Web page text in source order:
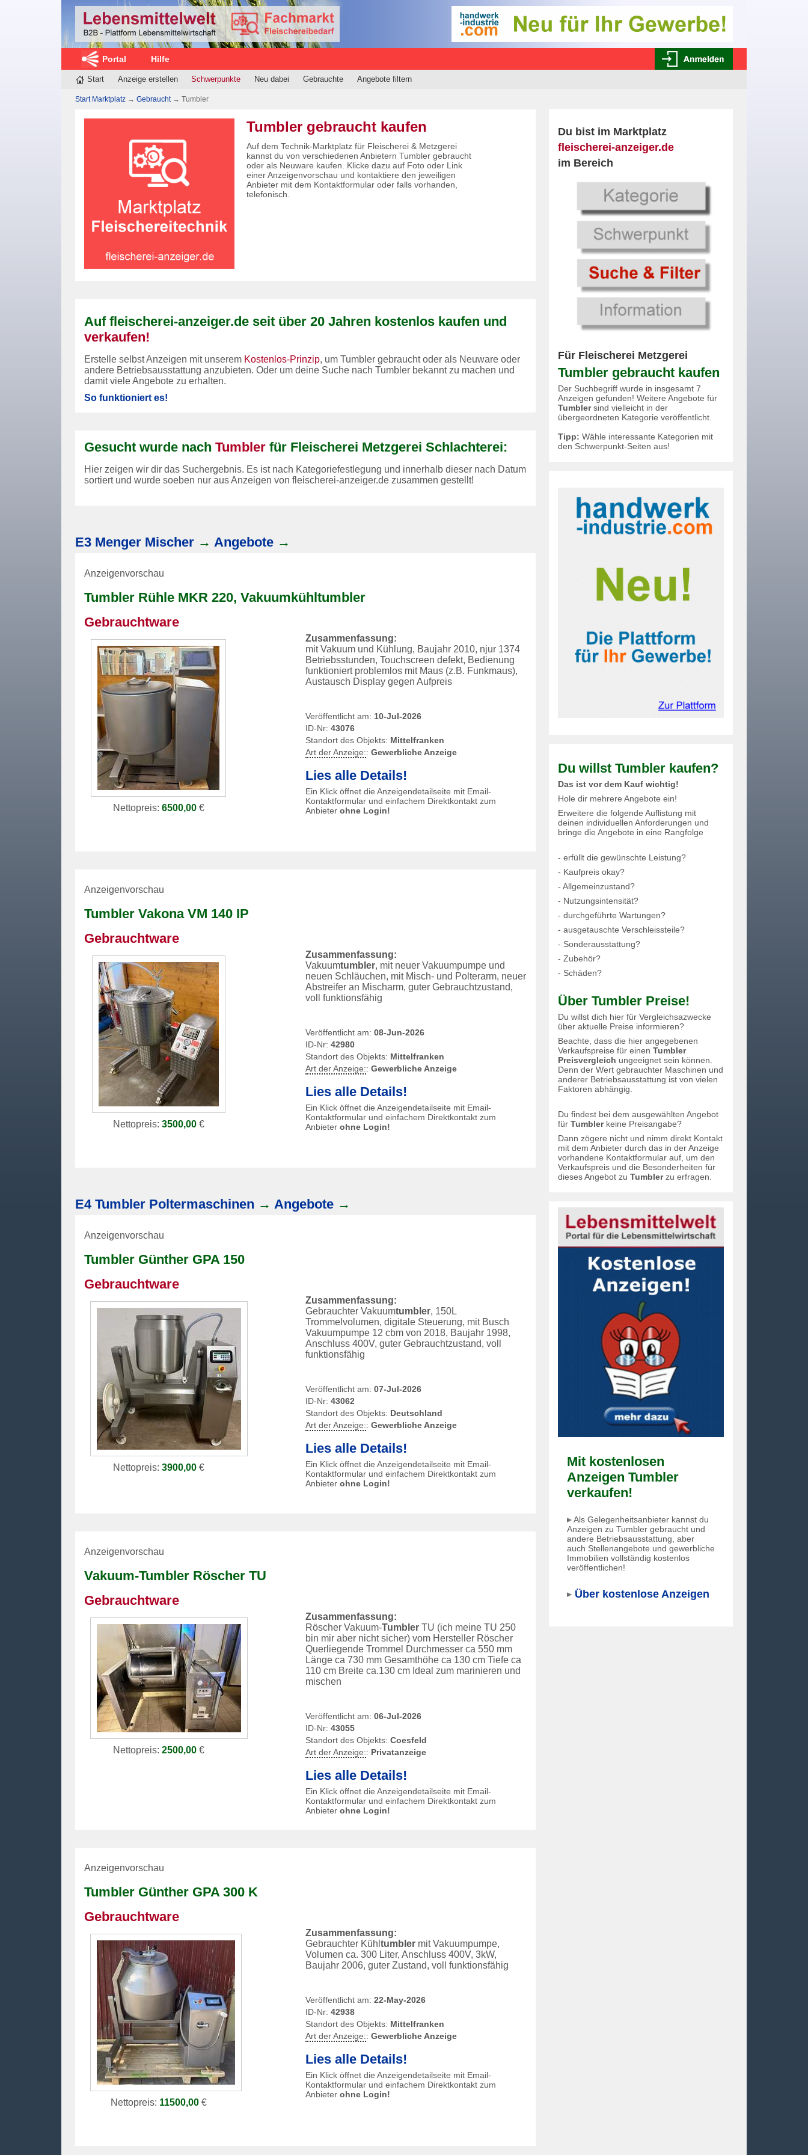
Portal Hilfe
Start Anzeige erstellen Schwerpunkte Neu dabei Gebrauchte Angebote filtern
Du bist im Marktplatz
fleischerei-anzeiger.de
im Bereich
Für Fleischerei Metzgerei
Tumbler gebraucht kaufen
Der Suchbegriff wurde in insgesamt 7
Anzeigen gefunden! Weitere Angebote für
Tumblersind vielleicht in der
übergeordneten Kategorie veröffentlicht.
Tipp: Wähle interessante Kategorien mit
den Schwerpunkt-Seiten aus!
Du willst Tumbler kaufen?
Das ist vor dem Kauf wichtig!
Hole dir mehrere Angebote ein!
Erweitere die folgende Auflistung mit
deinen individuellen Anforderungen und
bringe die Angebote in eine Rangfolge
- erfüllt die gewünschte Leistung?
- Kaufpreis okay?
- Allgemeinzustand?
- Nutzungsintensität?
- durchgeführte Wartungen?
- ausgetauschte Verschleissteile?
- Sonderausstattung?
- Zubehör?
- Schäden?
Über Tumbler Preise!
Du willst dich hier für Vergleichsazwecke
über aktuelle Preise informieren?
Beachte, dass die hier angegebenen
Verkaufspreise für einen Tumbler
Preisvergleich ungeeignet sein können.
Denn der Wert gebrauchter Maschinen und
anderer Betriebsausstattung ist von vielen
Faktoren abhängig.
Du findest bei dem ausgewählten Angebot
für Tumblerkeine Preisangabe?
Dann zögere nicht und nimm direkt Kontakt
mit dem Anbieter durch das in der Anzeige
vorhandene Kontaktformular auf, um den
Verkaufspreis und die Besonderheiten für
dieses Angebot zu Tumblerzu erfragen.
Mit kostenlosen
Anzeigen Tumbler
verkaufen!
Als Gelegenheitsanbieter kannst du
Anzeigen zu Tumbler gebraucht und
andere Betriebsausstattung, aber
auch Stellenangebote und gewerbliche
Immobilien vollständig kostenlos
veröffentlichen!
Über kostenlose Anzeigen
Start Marktplatz → Gebraucht → Tumbler
Tumbler gebraucht kaufen
Auf dem Technik-Marktplatz für Fleischerei & Metzgerei
kannst du von verschiedenen Anbietern Tumbler gebraucht
oder als Neuware kaufen. Klicke dazu auf Foto oder Link
einer Anzeigenvorschau und kontaktiere den jeweiligen
Anbieter mit dem Kontaktformular oder falls vorhanden,
telefonisch.
Auf fleischerei-anzeiger.de seit über 20 Jahren kostenlos kaufen und
verkaufen!
Erstelle selbst Anzeigen mit unserem Kostenlos-Prinzip, um Tumbler gebraucht oder als Neuware oder
andere Betriebsausstattung anzubieten. Oder um deine Suche nach Tumbler bekannt zu machen und
damit viele Angebote zu erhalten.
So funktioniert es!
Gesucht wurde nach Tumblerfür Fleischerei Metzgerei Schlachterei:
Hier zeigen wir dir das Suchergebnis. Es ist nach Kategoriefestlegung und innerhalb dieser nach Datum
sortiert und wurde soeben nur aus Anzeigen von fleischerei-anzeiger.de zusammen gestellt!
E3 Menger Mischer → Angebote →
Anzeigenvorschau
TumblerRühle MKR 220, Vakuumkühltumbler
Gebrauchtware
Nettopreis: 6500,00€
Zusammenfassung:
mit Vakuum und Kühlung, Baujahr 2010, njur 1374
Betriebsstunden, Touchscreen defekt, Bedienung
funktioniert problemlos mit Maus (z.B. Funkmaus),
Austausch Display gegen Aufpreis
Veröffentlicht am: 10-Jul-2026
ID-Nr: 43076
Standort des Objekts: Mittelfranken
Art der Anzeige:: Gewerbliche Anzeige
Lies alle Details!
Ein Klick öffnet die Anzeigendetailseite mit Email-
Kontaktformular und einfachem Direktkontakt zum
Anbieter ohne Login!
Anzeigenvorschau
TumblerVakona VM 140 IP
Gebrauchtware
Nettopreis: 3500,00€
Zusammenfassung:
Vakuumtumbler, mit neuer Vakuumpumpe und
neuen Schläuchen, mit Misch- und Polterarm, neuer
Abstreifer an Mischarm, guter Gebrauchtzustand,
voll funktionsfähig
Veröffentlicht am: 08-Jun-2026
ID-Nr: 42980
Standort des Objekts: Mittelfranken
Art der Anzeige:: Gewerbliche Anzeige
Lies alle Details!
Ein Klick öffnet die Anzeigendetailseite mit Email-
Kontaktformular und einfachem Direktkontakt zum
Anbieter ohne Login!
E4 TumblerPoltermaschinen → Angebote →
Anzeigenvorschau
TumblerGünther GPA 150
Gebrauchtware
Nettopreis: 3900,00€
Zusammenfassung:
Gebrauchter Vakuumtumbler, 150L
Trommelvolumen, digitale Steuerung, mit Busch
Vakuumpumpe 12 cbm von 2018, Baujahr 1998,
Anschluss 400V, guter Gebrauchtzustand, voll
funktionsfähig
Veröffentlicht am: 07-Jul-2026
ID-Nr: 43062
Standort des Objekts: Deutschland
Art der Anzeige:: Gewerbliche Anzeige
Lies alle Details!
Ein Klick öffnet die Anzeigendetailseite mit Email-
Kontaktformular und einfachem Direktkontakt zum
Anbieter ohne Login!
Anzeigenvorschau
Vakuum-TumblerRöscher TU
Gebrauchtware
Nettopreis: 2500,00€
Zusammenfassung:
Röscher Vakuum-TumblerTU (ich meine TU 250
bin mir aber nicht sicher) vom Hersteller Röscher
Querliegende Trommel Durchmesser ca 550 mm
Länge ca 730 mm Gesamthöhe ca 130 cm Tiefe ca
110 cm Breite ca.130 cm Ideal zum marinieren und
mischen
Veröffentlicht am: 06-Jul-2026
ID-Nr: 43055
Standort des Objekts: Coesfeld
Art der Anzeige:: Privatanzeige
Lies alle Details!
Ein Klick öffnet die Anzeigendetailseite mit Email-
Kontaktformular und einfachem Direktkontakt zum
Anbieter ohne Login!
Anzeigenvorschau
TumblerGünther GPA 300 K
Gebrauchtware
Nettopreis: 11500,00€
Zusammenfassung:
Gebrauchter Kühl tumblermit Vakuumpumpe,
Volumen ca. 300 Liter, Anschluss 400V, 3kW,
Baujahr 2006, guter Zustand, voll funktionsfähig
Veröffentlicht am: 22-May-2026
ID-Nr: 42938
Standort des Objekts: Mittelfranken
Art der Anzeige:: Gewerbliche Anzeige
Lies alle Details!
Ein Klick öffnet die Anzeigendetailseite mit Email-
Kontaktformular und einfachem Direktkontakt zum
Anbieter ohne Login!